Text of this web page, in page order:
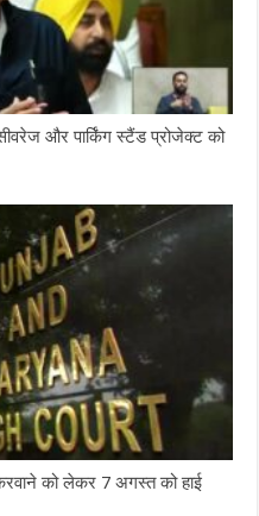
और पार्किंग स्टैंड प्रोजेक्ट को
को लेकर 7 अगस्त को हाई